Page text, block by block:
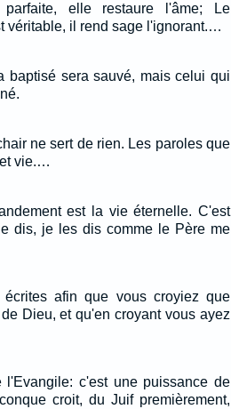
elle restaure l'âme; Le
véritable, il rend sage l'ignorant.…
baptisé sera sauvé, mais celui qui
ne sert de rien. Les paroles que
vie.…
est la vie éternelle. C'est
dis, je les dis comme le Père me
afin que vous croyiez que
Dieu, et qu'en croyant vous ayez
c'est une puissance de
croit, du Juif premièrement,